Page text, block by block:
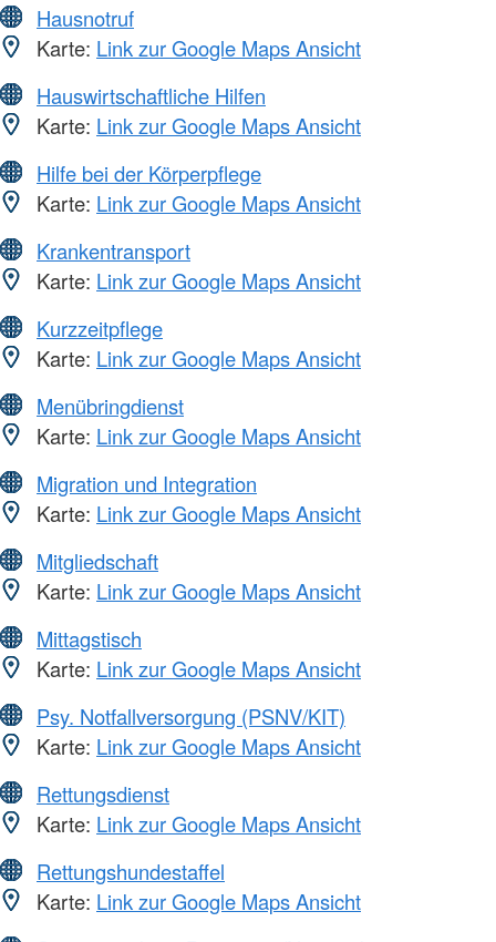
Hausnotruf
Karte: Link zur Google Maps Ansicht
Hauswirtschaftliche Hilfen
Karte: Link zur Google Maps Ansicht
Hilfe bei der Körperpflege
Karte: Link zur Google Maps Ansicht
Krankentransport
Karte: Link zur Google Maps Ansicht
Kurzzeitpflege
Karte: Link zur Google Maps Ansicht
Menübringdienst
Karte: Link zur Google Maps Ansicht
Migration und Integration
Karte: Link zur Google Maps Ansicht
Mitgliedschaft
Karte: Link zur Google Maps Ansicht
Mittagstisch
Karte: Link zur Google Maps Ansicht
Psy. Notfallversorgung (PSNV/KIT)
Karte: Link zur Google Maps Ansicht
Rettungsdienst
Karte: Link zur Google Maps Ansicht
Rettungshundestaffel
Karte: Link zur Google Maps Ansicht